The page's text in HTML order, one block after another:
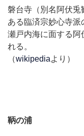
磐台寺（別名阿伏兎
ある臨済宗妙心寺派
瀬戸内海に面する阿
れる。
（wikipediaより）
鞆の浦